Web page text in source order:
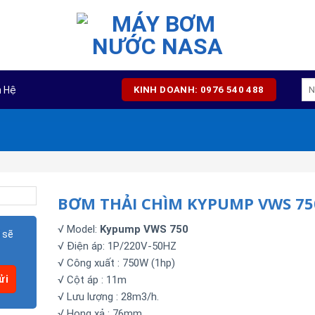
Hệ KINH DOANH: 0976 540 488
sẽ
BƠM THẢI CHÌM KYPUMP VWS
√ Model: Kypump VWS 750
√ Điện áp: 1P/220V-50HZ
√ Công xuất : 750W (1hp)
√ Cột áp : 11m
√ Lưu lượng : 28m3/h.